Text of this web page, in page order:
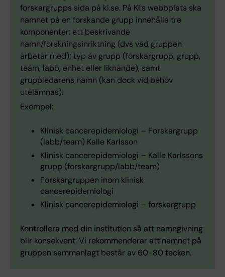
forskargrupps sida på ki.se. På KI:s webbplats ska
namnet på en forskande grupp innehålla tre
komponenter: ett beskrivande
namn/forskningsinriktning (dvs vad gruppen
arbetar med); typ av grupp (forskargrupp, grupp,
team, labb, enhet eller liknande), samt
gruppledarens namn (kan dock vid behov
utelämnas).
Exempel:
Klinisk cancerepidemiologi – Forskargrupp
(labb/team) Kalle Karlsson
Klinisk cancerepidemiologi – Kalle Karlssons
grupp (forskargrupp/labb/team)
Forskargruppen inom klinisk
cancerepidemiologi
Klinisk cancerepidemiologi – forskargrupp
Kontrollera med din institution så att namngivning
blir konsekvent. Vi rekommenderar att namnet på
gruppen sammanlagt består av 60-80 tecken.